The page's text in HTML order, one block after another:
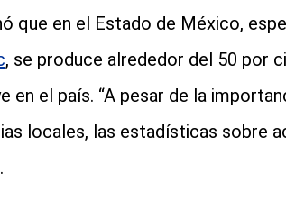
que en el Estado de México,
, se produce alrededor del 50 por
en el país. “A pesar de la
locales, las estadísticas sobre